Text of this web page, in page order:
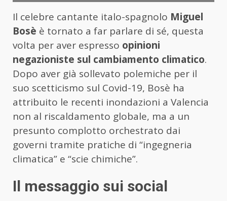
Il celebre cantante italo-spagnolo Miguel
Bosè è tornato a far parlare di sé, questa
volta per aver espresso opinioni
negazioniste sul cambiamento climatico.
Dopo aver già sollevato polemiche per il
suo scetticismo sul Covid-19, Bosè ha
attribuito le recenti inondazioni a Valencia
non al riscaldamento globale, ma a un
presunto complotto orchestrato dai
governi tramite pratiche di “ingegneria
climatica” e “scie chimiche”.
Il messaggio sui social